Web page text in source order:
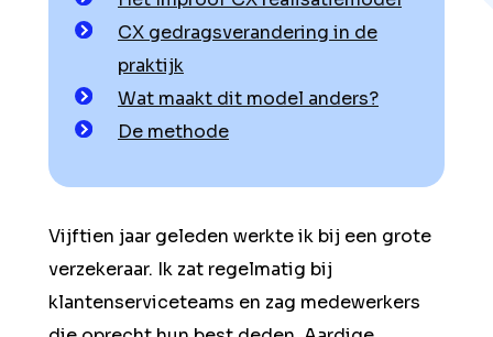
Vijftien jaar geleden werkte ik bij een grote
verzekeraar. Ik zat regelmatig bij
klantenserviceteams en zag medewerkers
CX gedragsverandering in de
praktijk
Wat maakt dit model anders?
De methode